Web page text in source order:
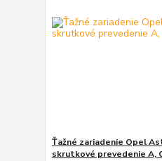
Ťažné zariadenie Opel
skrutkové prevedenie A,